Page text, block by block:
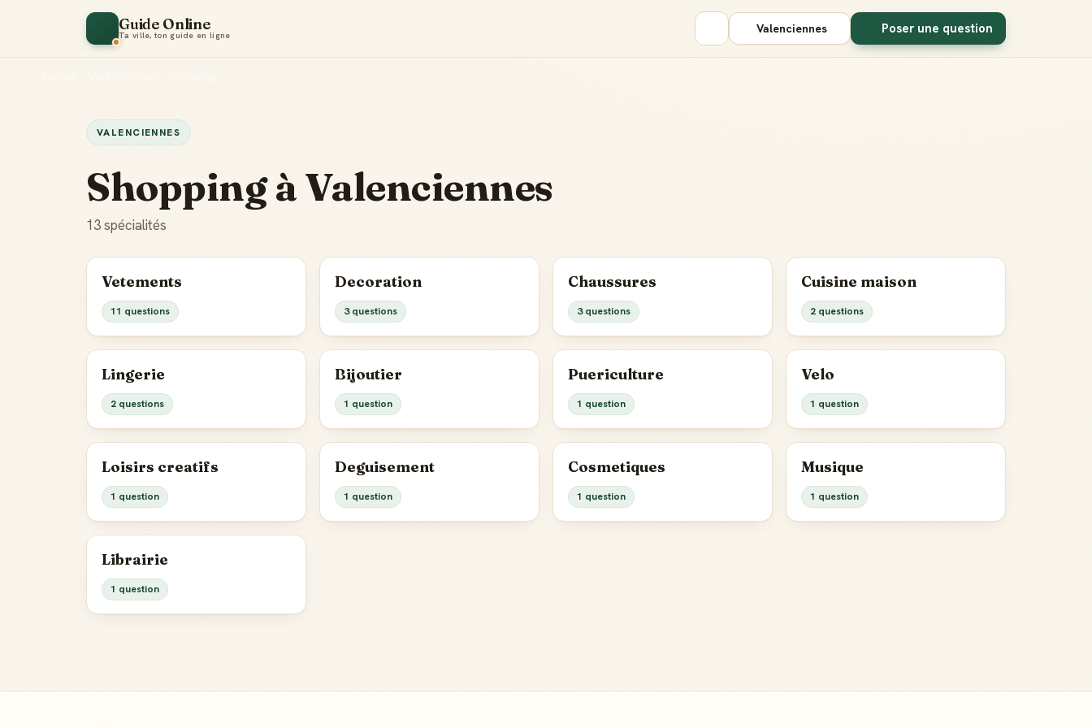
Guide Online
Ta ville, ton guide en ligne Valenciennes Poser une question
VALENCIENNES
Shopping à Valenciennes
13 spécialités
Vetements
11 questions
Decoration
3 questions
Chaussures
3 questions
Cuisine maison
2 questions
Lingerie
2 questions
Bijoutier
1 question
Puericulture
1 question
Velo
1 question
Loisirs creatifs
1 question
Deguisement
1 question
Cosmetiques
1 question
Musique
1 question
Librairie
1 question